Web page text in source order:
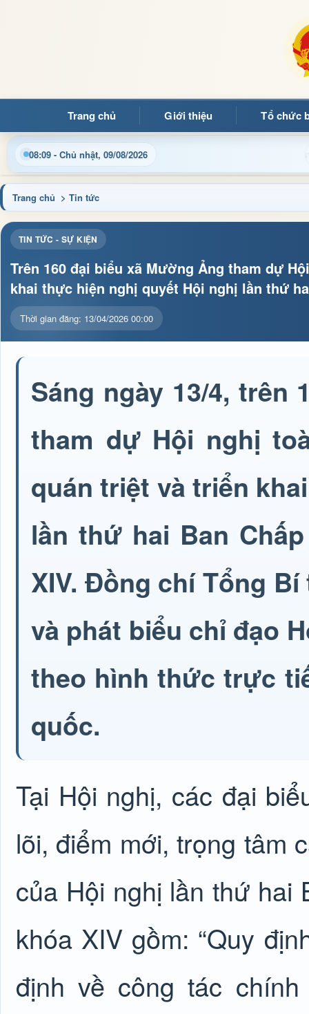
Trang chủ Giới thiệu Tổ chức
08:09 - Chủ nhật, 09/08/2026 Chào mừng
Trang chủ > Tin tức
TIN TỨC - SỰ KIỆN
Trên 160 đại biểu xã Mường Ảng tham dự
khai thực hiện nghị quyết Hội nghị lần thứ
Thời gian đăng: 13/04/2026 00:00
Sáng ngày 13/4, trên
tham dự Hội nghị
quán triệt và triển
lần thứ hai Ban
XIV. Đồng chí Tổng
và phát biểu chỉ đạo
theo hình thức trực
quốc.
Tại Hội nghị, các đại
lõi, điểm mới, trọng tâm
của Hội nghị lần thứ hai
khóa XIV gồm: “Quy
định về công tác